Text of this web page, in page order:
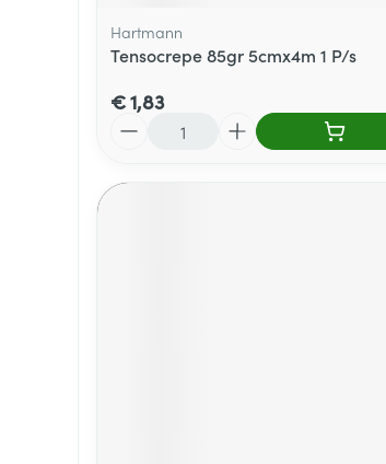
Hartmann
Tensocrepe 85gr 5cmx4m 1 P/s
€ 1,83